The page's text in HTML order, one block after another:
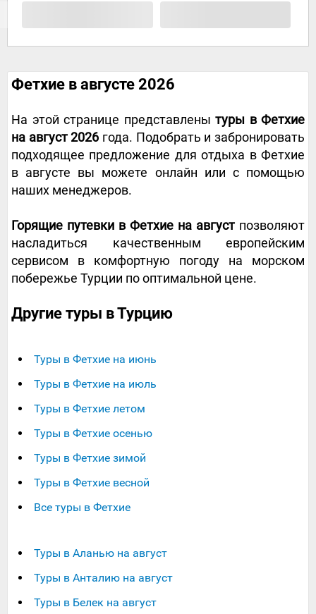
Фетхие в августе 2026
На этой странице представлены туры в Фетхие
на август 2026 года. Подобрать и забронировать
подходящее предложение для отдыха в Фетхие
в августе вы можете онлайн или с помощью
наших менеджеров.
Горящие путевки в Фетхие на август позволяют
насладиться качественным европейским
сервисом в комфортную погоду на морском
побережье Турции по оптимальной цене.
Другие туры в Турцию
Туры в Фетхие на июнь
Туры в Фетхие на июль
Туры в Фетхие летом
Туры в Фетхие осенью
Туры в Фетхие зимой
Туры в Фетхие весной
Все туры в Фетхие
Туры в Аланью на август
Туры в Анталию на август
Туры в Белек на август